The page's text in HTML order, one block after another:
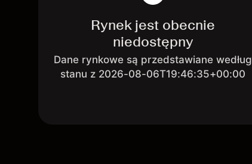
Rynek jest obecnie
niedostępny
Dane rynkowe są przedstawiane według
stanu z 2026-08-06T19:46:35+00:00